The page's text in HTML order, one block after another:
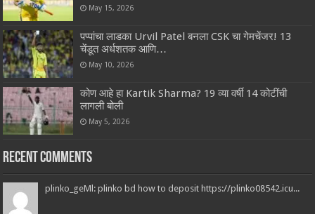
May 15, 2026
पप्पांचा लाडका Urvil Patel बनला CSK चा गेमचेंजर! 13
चेंडूत अर्धशतक आणि…
May 10, 2026
कोण आहे हा Kartik Sharma? 19 व्या वर्षी 14 कोटींची
लागली बोली
May 5, 2026
Recent Comments
plinko_geMl: plinko bd how to deposit https://plinko08542.icu...